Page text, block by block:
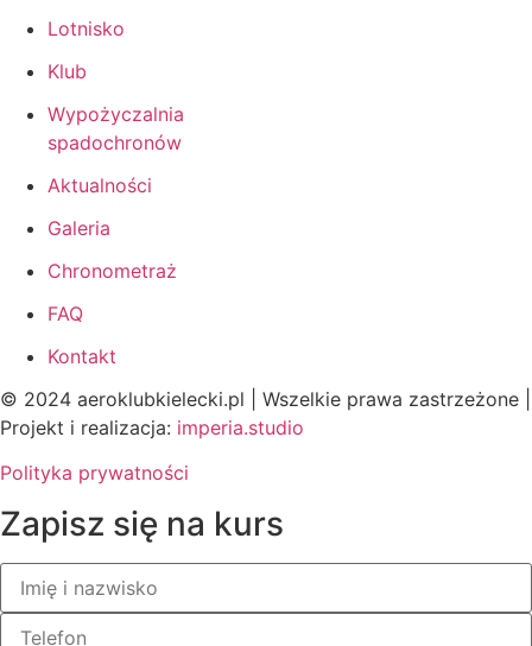
Lotnisko
Klub
Wypożyczalnia
spadochronów
Aktualności
Galeria
Chronometraż
FAQ
Kontakt
© 2024 aeroklubkielecki.pl | Wszelkie prawa zastrzeżone |
Projekt i realizacja: imperia.studio
Polityka prywatności
Zapisz się na kurs